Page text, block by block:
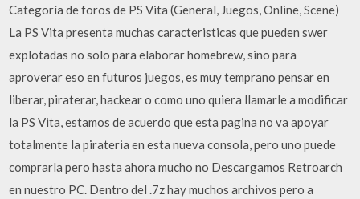
Categoría de foros de PS Vita (General, Juegos, Online, Scene)
La PS Vita presenta muchas caracteristicas que pueden swer
explotadas no solo para elaborar homebrew, sino para
aproverar eso en futuros juegos, es muy temprano pensar en
liberar, piraterar, hackear o como uno quiera llamarle a modificar
la PS Vita, estamos de acuerdo que esta pagina no va apoyar
totalmente la pirateria en esta nueva consola, pero uno puede
comprarla pero hasta ahora mucho no Descargamos Retroarch
en nuestro PC. Dentro del .7z hay muchos archivos pero a